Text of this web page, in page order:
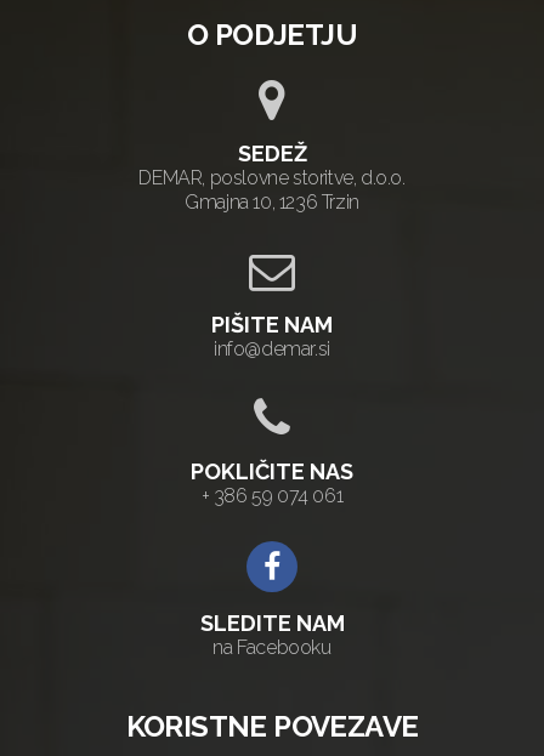
O PODJETJU
SEDEŽ
DEMAR, poslovne storitve, d.o.o.
Gmajna 10, 1236 Trzin
PIŠITE NAM
info@demar.si
POKLIČITE NAS
+ 386 59 074 061
SLEDITE NAM
na Facebooku
KORISTNE POVEZAVE